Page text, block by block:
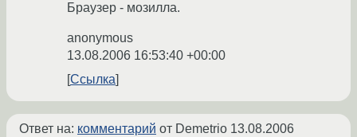
Браузер - мозилла.
anonymous
13.08.2006 16:53:40 +00:00
Ссылка
Ответ на: комментарий от Demetrio 13.08.2006